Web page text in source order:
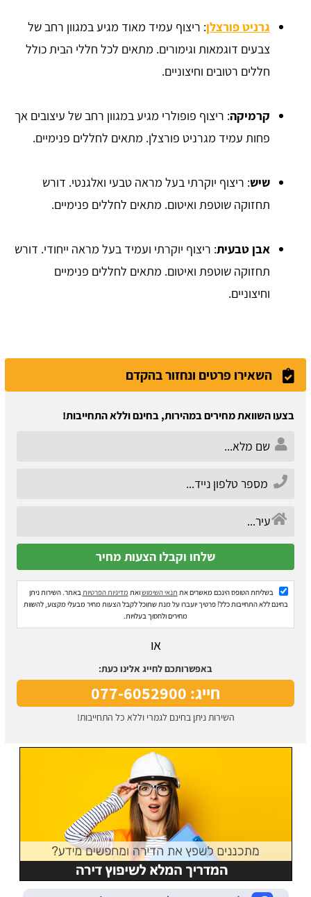
גרניט פורצלן: ריצוף עמיד מאוד מגיע במגוון רחב של
צבעים דוגמאות וגימורים. מתאים לכל חללי הבית כולל
חללים רטובים וחיצוניים.
קרמיקה: ריצוף פופולרי מגיע במגוון רחב של עיצובים אך
פחות עמיד מגרניט פורצלן. מתאים לחללים פנימיים.
שיש: ריצוף יוקרתי בעל מראה טבעי ואלגנטי. דורש
תחזוקה שוטפת ואיטום. מתאים לחללים פנימיים.
אבן טבעית: ריצוף יוקרתי ועמיד בעל מראה ייחודי. דורש
תחזוקה שוטפת ואיטום. מתאים לחללים פנימיים
וחיצוניים.
השאירו פרטים ונחזור בהקדם
בצעו השוואת מחירים במהירות, בחינם וללא התחייבות!
בשליחת הטופס הינכם מאשרים את תנאי השימושואת מדיניות הפרטיותבאתר. השירות ניתן
בחינם ללא התחייבות כלל! פרטיך יועברו על מנת שתוכל לקבל הצעות מחיר מבעלי מקצוע, להשוות
מחירים ולחסוך בעלויות.
או
באפשרותכם לחייג אלינו כעת:
חייג: 077-6052900
השירות ניתן בחינם לגמרי וללא כל התחייבות!